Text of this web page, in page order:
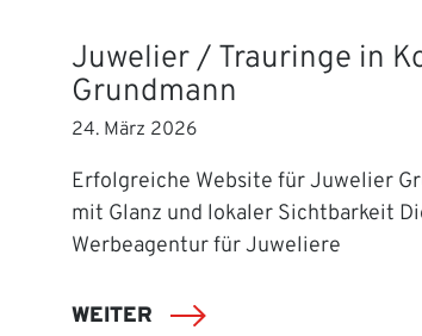
Juwelier / Trauringe in
Grundmann
24. März 2026
Erfolgreiche Website für Juwelier
mit Glanz und lokaler Sichtbarkeit
Werbeagentur für Juweliere
WEITER